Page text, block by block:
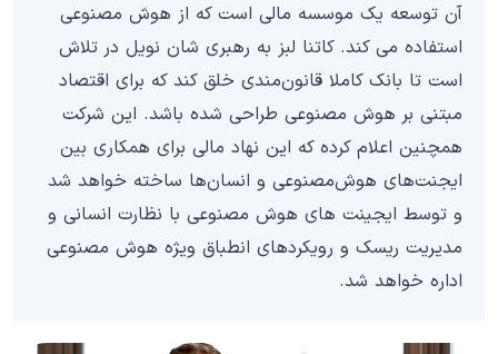
آن توسعه یک موسسه مالی است که از هوش مصنوعی
استفاده می کند. کاتنا لبز به رهبری شان نویل در تلاش
است تا بانک کاملا قانون‌مندی خلق کند که برای اقتصاد
مبتنی بر هوش مصنوعی طراحی شده باشد. این شرکت
همچنین اعلام کرده که این نهاد مالی برای همکاری بین
ایجنت‌های هوش‌مصنوعی و انسان‌ها ساخته خواهد شد
و توسط ایجینت های هوش مصنوعی با نظارت انسانی و
مدیریت ریسک و رویکردهای انطباق ویژه هوش مصنوعی
اداره خواهد شد.